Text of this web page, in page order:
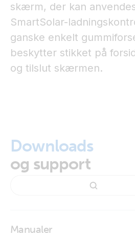
skærm, der kan
SmartSolar-
ganske enkelt
beskytter stikket på
og tilslut skærmen.
Downloads
og support
Manualer